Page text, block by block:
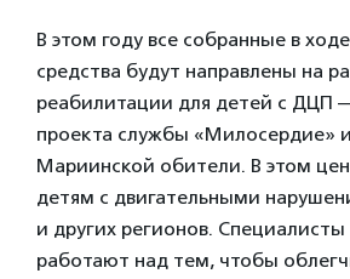
В этом году все собранные в
средства будут направлены на
реабилитации для детей с ДЦП
проекта службы «Милосердие»
Мариинской обители. В этом
детям с двигательными
и других регионов. Специалисты
работают над тем, чтобы